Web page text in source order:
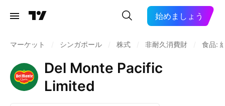
始めましょう
マーケット シンガポール 株式 非耐久消費財 食品:
Del Monte Pacific
Limited